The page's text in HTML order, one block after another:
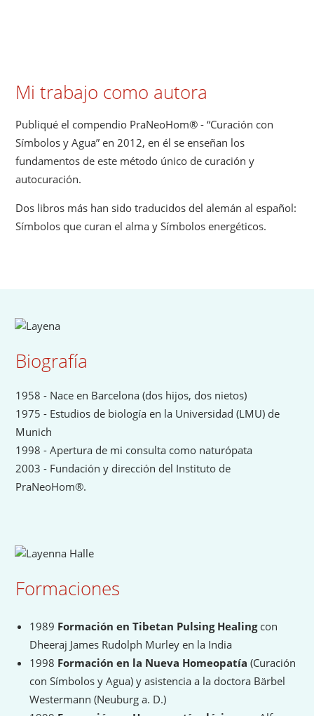
Mi trabajo como autora
Publiqué el compendio PraNeoHom® - “Curación con
Símbolos y Agua” en 2012, en él se enseñan los
fundamentos de este método único de curación y
autocuración.
Dos libros más han sido traducidos del alemán al español:
Símbolos que curan el alma y Símbolos energéticos.
Biografía
1958 - Nace en Barcelona (dos hijos, dos nietos)
1975 - Estudios de biología en la Universidad (LMU) de
Munich
1998 - Apertura de mi consulta como naturópata
2003 - Fundación y dirección del Instituto de
PraNeoHom®.
Formaciones
1989 Formación en Tibetan Pulsing Healingcon
Dheeraj James Rudolph Murley en la India
1998 Formación en la Nueva Homeopatía (Curación
con Símbolos y Agua) y asistencia a la doctora Bärbel
Westermann (Neuburg a. D.)